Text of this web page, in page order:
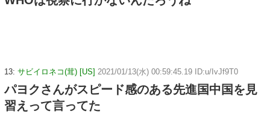
13: サビイロネコ(茸) [US] 2021/01/13(水) 00:59:45.19 ID:u/IvJf9T0
パヨクさんがスピード感のある先進国中国を見
習えって言ってた